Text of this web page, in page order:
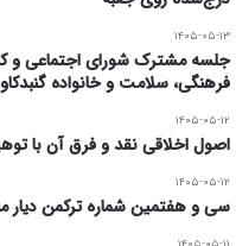
۱۴۰۵-۰۵-۱۳
جلسه مشترک شورای اجتماعی و
فرهنگی، سلامت و خانواده
۱۴۰۵-۰۵-۱۲
اصول اخلاقی نقد و فرق آن با
۱۴۰۵-۰۵-۱۲
سی و هفتمین شماره ترکمن دیار